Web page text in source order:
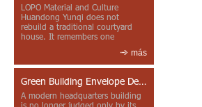
LOPO Material and Culture
Huandong Yunqi does not
rebuild a traditional courtyard
house. It remembers one
más
Green Building Envelope Design: Clay Sunscreen Fins for Modern Headquarters Architecture
A modern headquarters building